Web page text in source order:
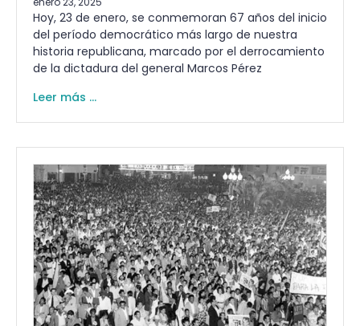
Hoy, 23 de enero, se conmemoran 67 años del inicio
del período democrático más largo de nuestra
historia republicana, marcado por el derrocamiento
de la dictadura del general Marcos Pérez
Leer más ...